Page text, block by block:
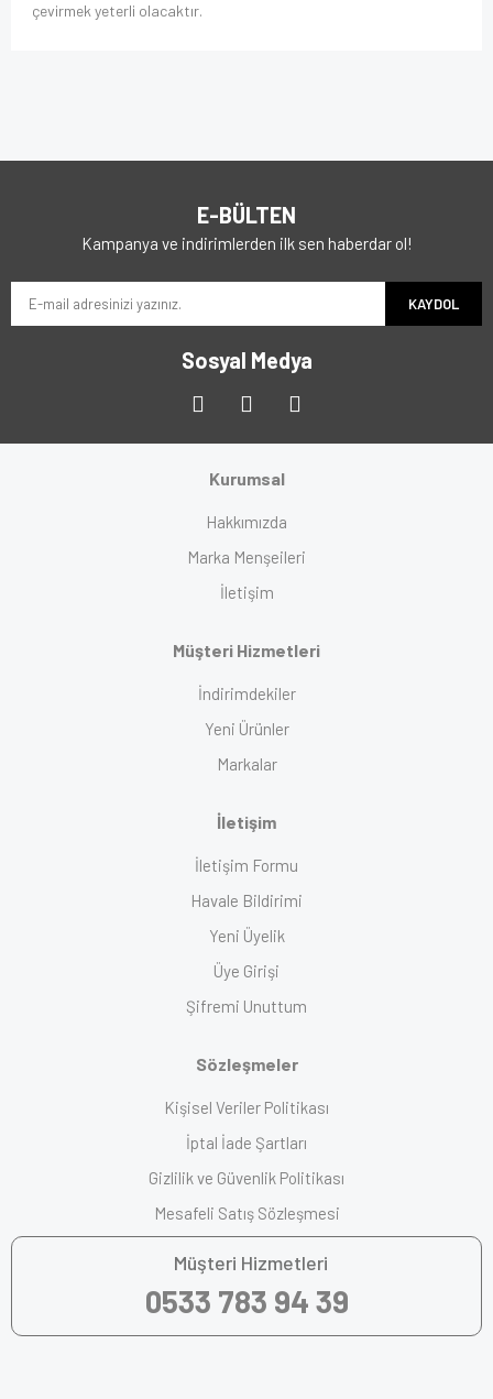
çevirmek yeterli olacaktır.
E-BÜLTEN
Kampanya ve indirimlerden ilk sen haberdar ol!
KAYDOL
Sosyal Medya
Kurumsal
Hakkımızda
Marka Menşeileri
İletişim
Müşteri Hizmetleri
İndirimdekiler
Yeni Ürünler
Markalar
İletişim
İletişim Formu
Havale Bildirimi
Yeni Üyelik
Üye Girişi
Şifremi Unuttum
Sözleşmeler
Kişisel Veriler Politikası
İptal İade Şartları
Gizlilik ve Güvenlik Politikası
Mesafeli Satış Sözleşmesi
Müşteri Hizmetleri
0533 783 94 39